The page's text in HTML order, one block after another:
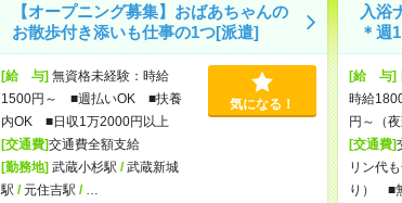
【オープニング募集】おばあちゃんの
お散歩付き添いも仕事の1つ[派遣]
[給 与]無資格未経験：時給
1500円～ ■週払いOK ■扶養
内OK ■日収1万2000円以上
[交通費]交通費全額支給
[勤務地]武蔵小杉駅 /武蔵新城
駅 /元住吉駅 /
気になる！
入浴
＊週
[給 与]
時給
円～（
[交通費]
リン代
り） ■